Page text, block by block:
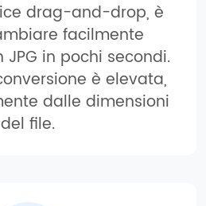
drag-and-drop, è
facilmente
in pochi secondi.
è elevata,
dalle dimensioni
del file.